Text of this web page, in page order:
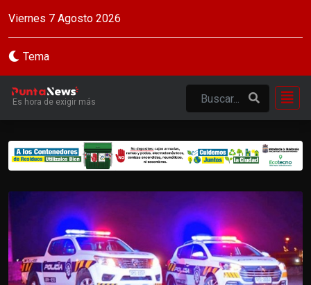
Viernes 7 Agosto 2026
Tema
Es hora de exigir más